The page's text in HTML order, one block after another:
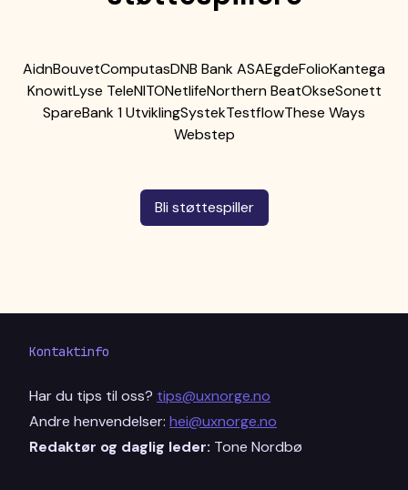
AidnBouvetComputasDNB Bank ASAEgdeFolioKantega
KnowitLyse TeleNITONetlifeNorthern BeatOkseSonett
SpareBank 1 UtviklingSystekTestflowThese Ways
Webstep
Bli støttespiller
Kontaktinfo
Har du tips til oss? tips@uxnorge.no
Andre henvendelser: hei@uxnorge.no
Redaktør og daglig leder: Tone Nordbø